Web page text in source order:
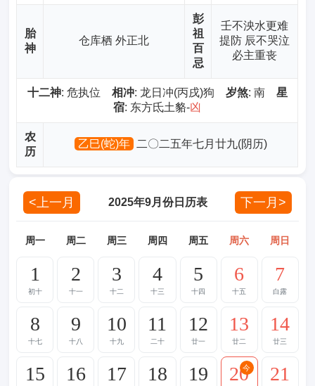
胎
神
仓库栖 外正北
彭
祖
百
忌
壬不泱水更难
提防 辰不哭泣
必主重丧
十二神: 危执位 相冲: 龙日冲(丙戌)狗 岁煞: 南 星
宿: 东方氐土貉-凶
农
历
乙巳(蛇)年 二〇二五年七月廿九(阴历)
<上一月 2025年9月份日历表 下一月>
周一 周二 周三 周四 周五 周六 周日
1
初十
2
十一
3
十二
4
十三
5
十四
6
十五
7
白露
8
十七
9
十八
10
十九
11
二十
12
廿一
13
廿二
14
廿三
15 16 17 18 19 20
今 21